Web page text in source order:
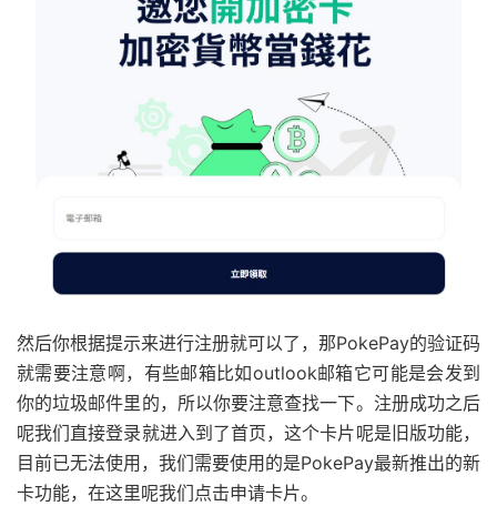
然后你根据提示来进行注册就可以了，那PokePay的验证码
就需要注意啊，有些邮箱比如outlook邮箱它可能是会发到
你的垃圾邮件里的，所以你要注意查找一下。注册成功之后
呢我们直接登录就进入到了首页，这个卡片呢是旧版功能，
目前已无法使用，我们需要使用的是PokePay最新推出的新
卡功能，在这里呢我们点击申请卡片。